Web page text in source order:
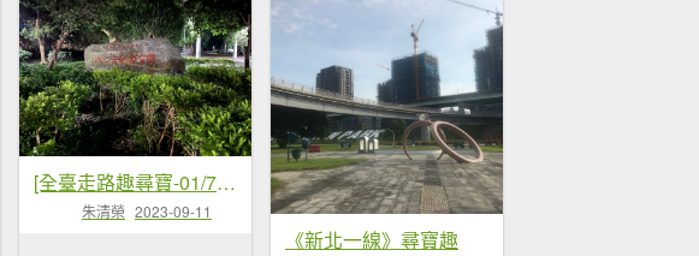
[全臺走路趣尋寶-01/71] 2023_0907_八二三紀念公園
朱清榮 2023-09-11
《新北一線》尋寶趣